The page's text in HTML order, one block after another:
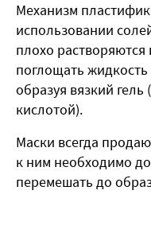
Механизм
использовании
плохо
поглощать жидкость
образуя вязкий
кислотой).
Маски всегда
к ним необходимо
перемешать до